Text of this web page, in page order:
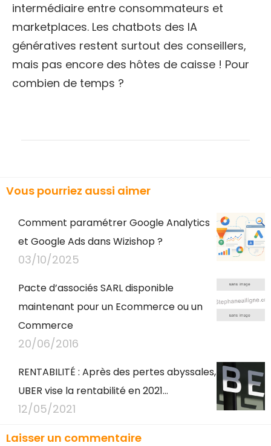
intermédiaire entre consommateurs et
marketplaces. Les chatbots des IA
génératives restent surtout des conseillers,
mais pas encore des hôtes de caisse ! Pour
combien de temps ?
Vous pourriez aussi aimer
Comment paramétrer Google Analytics
et Google Ads dans Wizishop ?
03/10/2025
Pacte d’associés SARL disponible
maintenant pour un Ecommerce ou un
Commerce
20/06/2016
RENTABILITÉ : Après des pertes abyssales,
UBER vise la rentabilité en 2021…
12/05/2021
Laisser un commentaire